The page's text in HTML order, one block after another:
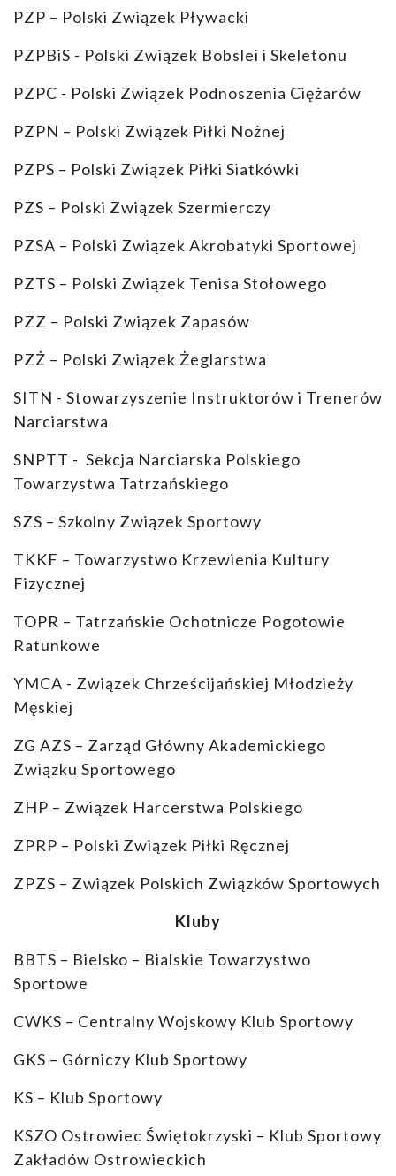
PZP – Polski Związek Pływacki
PZPBiS - Polski Związek Bobslei i Skeletonu
PZPC - Polski Związek Podnoszenia Ciężarów
PZPN – Polski Związek Piłki Nożnej
PZPS – Polski Związek Piłki Siatkówki
PZS – Polski Związek Szermierczy
PZSA – Polski Związek Akrobatyki Sportowej
PZTS – Polski Związek Tenisa Stołowego
PZZ – Polski Związek Zapasów
PZŻ – Polski Związek Żeglarstwa
SITN - Stowarzyszenie Instruktorów i Trenerów
Narciarstwa
SNPTT - Sekcja Narciarska Polskiego
Towarzystwa Tatrzańskiego
SZS – Szkolny Związek Sportowy
TKKF – Towarzystwo Krzewienia Kultury
Fizycznej
TOPR – Tatrzańskie Ochotnicze Pogotowie
Ratunkowe
YMCA - Związek Chrześcijańskiej Młodzieży
Męskiej
ZG AZS – Zarząd Główny Akademickiego
Związku Sportowego
ZHP – Związek Harcerstwa Polskiego
ZPRP – Polski Związek Piłki Ręcznej
ZPZS – Związek Polskich Związków Sportowych
Kluby
BBTS – Bielsko – Bialskie Towarzystwo
Sportowe
CWKS – Centralny Wojskowy Klub Sportowy
GKS – Górniczy Klub Sportowy
KS – Klub Sportowy
KSZO Ostrowiec Świętokrzyski – Klub Sportowy
Zakładów Ostrowieckich